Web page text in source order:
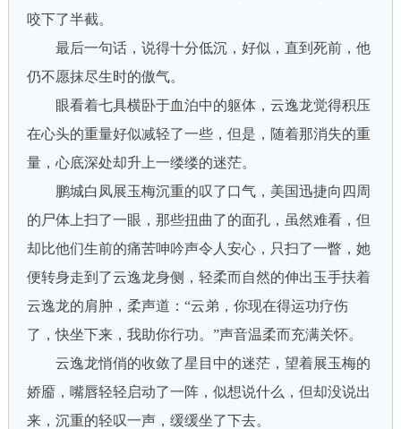
咬下了半截。
最后一句话，说得十分低沉，好似，直到死前，他
仍不愿抹尽生时的傲气。
眼看着七具横卧于血泊中的躯体，云逸龙觉得积压
在心头的重量好似减轻了一些，但是，随着那消失的重
量，心底深处却升上一缕缕的迷茫。
鹏城白凤展玉梅沉重的叹了口气，美国迅捷向四周
的尸体上扫了一眼，那些扭曲了的面孔，虽然难看，但
却比他们生前的痛苦呻吟声令人安心，只扫了一瞥，她
便转身走到了云逸龙身侧，轻柔而自然的伸出玉手扶着
云逸龙的肩肿，柔声道：“云弟，你现在得运功疗伤
了，快坐下来，我助你行功。”声音温柔而充满关怀。
云逸龙悄俏的收敛了星目中的迷茫，望着展玉梅的
娇靥，嘴唇轻轻启动了一阵，似想说什么，但却没说出
来，沉重的轻叹一声，缓缓坐了下去。